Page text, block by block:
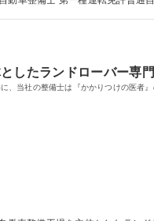
したランドローバー専
当社の整備士は『かかりつけの医者